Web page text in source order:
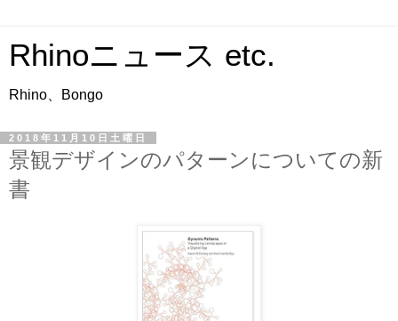
Rhinoニュース etc.
Rhino、Bongo
2018年11月10日土曜日
景観デザインのパターンについての新
書